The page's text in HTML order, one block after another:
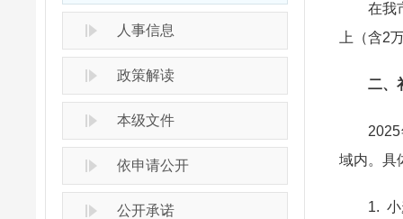
人事信息
政策解读
本级文件
依申请公开
公开承诺
在我市
上（含2
二、
2025年
域内。具
1. 小麦